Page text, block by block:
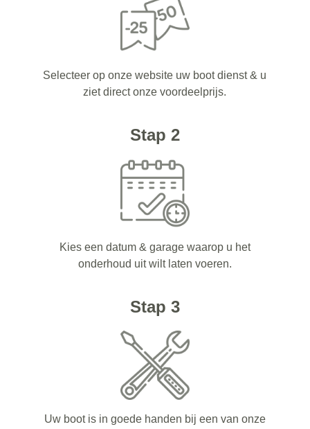
Selecteer op onze website uw boot dienst & u
ziet direct onze voordeelprijs.
Stap 2
Kies een datum & garage waarop u het
onderhoud uit wilt laten voeren.
Stap 3
Uw boot is in goede handen bij een van onze